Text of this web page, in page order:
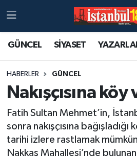
GÜNCEL SİYASET
HABERLER GÜNCEL
Nakışçısına
Fatih Sultan Mehmet’in,
sonra nakışçısına
tarihi izlere rastlamak
Nakkaş Mahallesi’nde bulunan